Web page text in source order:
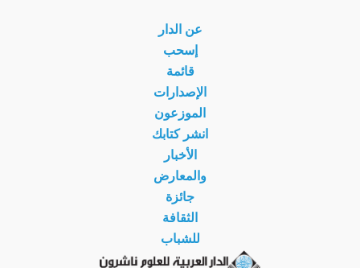
عن الدار
إسحب
قائمة
الإصدارات
الموزعون
انشر كتابك
الأخبار
والمعارض
جائزة
الثقافة
للشباب